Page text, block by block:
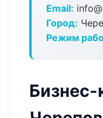
Email:
Город:
Режим
Бизнес-